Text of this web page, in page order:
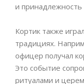
и принадлежность
Кортик также
традициях.
офицер получал
Это событие
ритуалами и